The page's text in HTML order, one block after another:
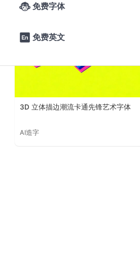
 免费字体
 免费英文
3D 立体描边潮流卡通先锋艺术字体
AI造字